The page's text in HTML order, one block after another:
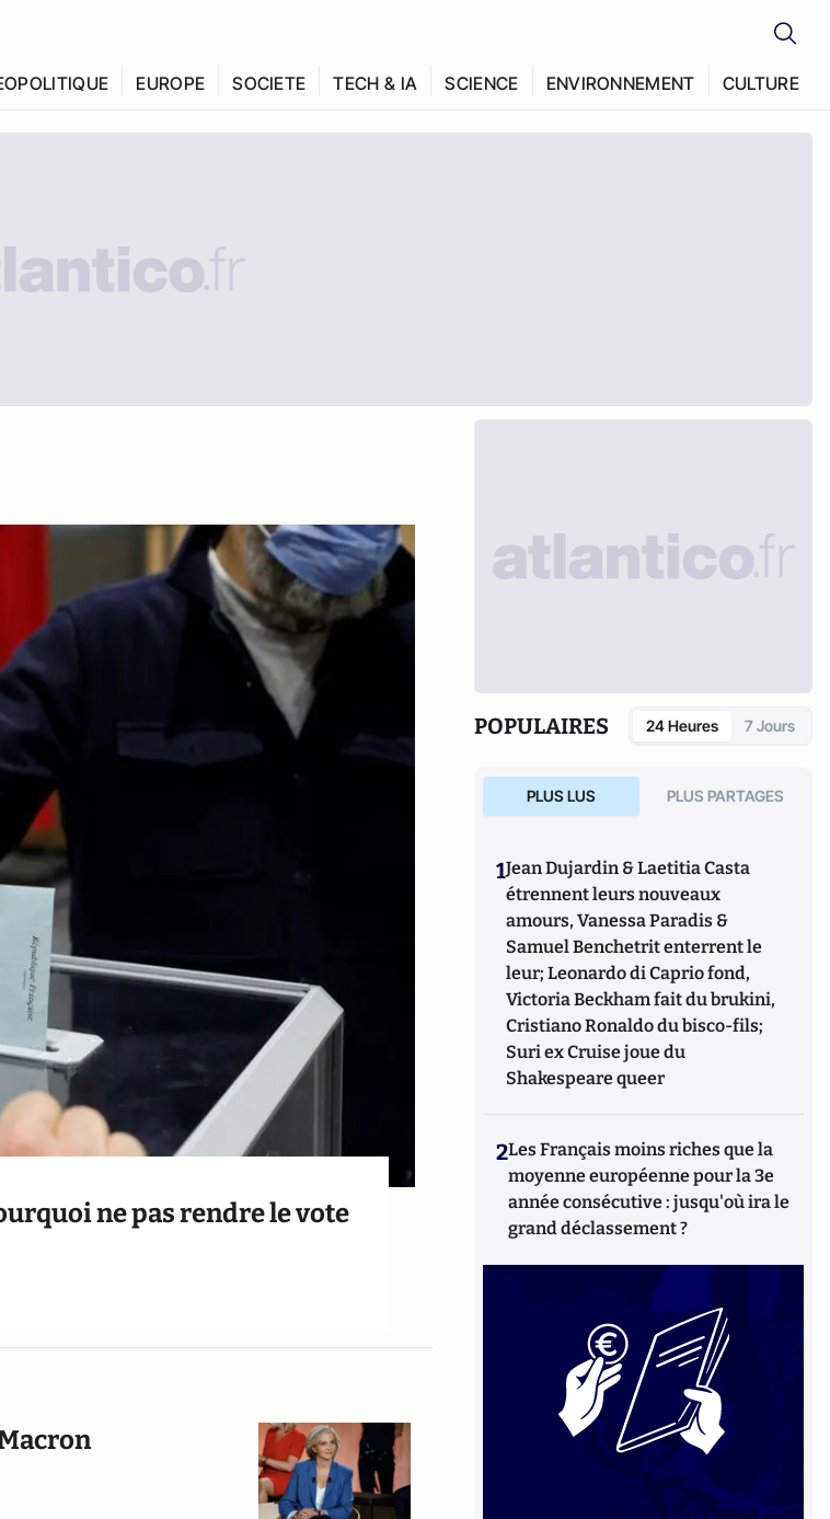
EUROPE SOCIETE TECH & IA SCIENCE ENVIRONNEMENT CULTURE
ne pas rendre le vote
POPULAIRES 24 Heures 7 Jours
PLUS LUS PLUS PARTAGES
1Jean Dujardin & Laetitia Casta
étrennent leurs nouveaux
amours, Vanessa Paradis &
Samuel Benchetrit enterrent le
leur; Leonardo di Caprio fond,
Victoria Beckham fait du brukini,
Cristiano Ronaldo du bisco-fils;
Suri ex Cruise joue du
Shakespeare queer
2Les Français moins riches que la
moyenne européenne pour la 3e
année consécutive : jusqu'où ira le
grand déclassement ?